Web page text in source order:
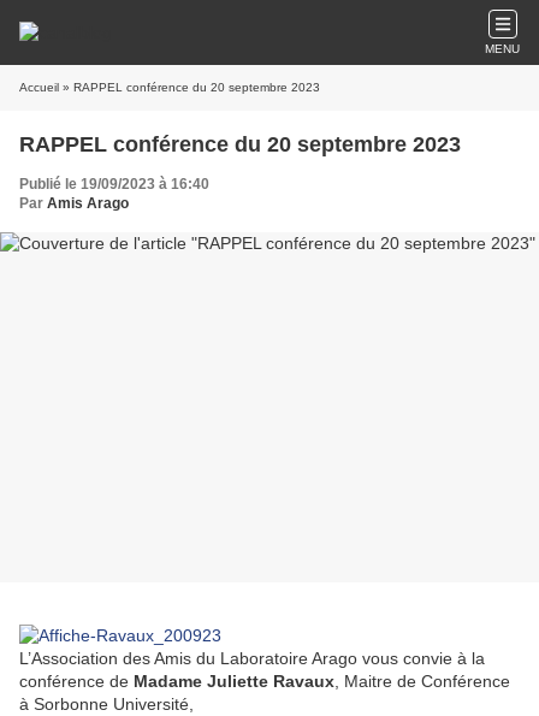
MENU
Accueil » RAPPEL conférence du 20 septembre 2023
RAPPEL conférence du 20 septembre 2023
Publié le 19/09/2023 à 16:40
Par Amis Arago
L’Association des Amis du Laboratoire Arago vous convie à la
conférence de Madame Juliette Ravaux , Maitre de Conférence
à Sorbonne Université,